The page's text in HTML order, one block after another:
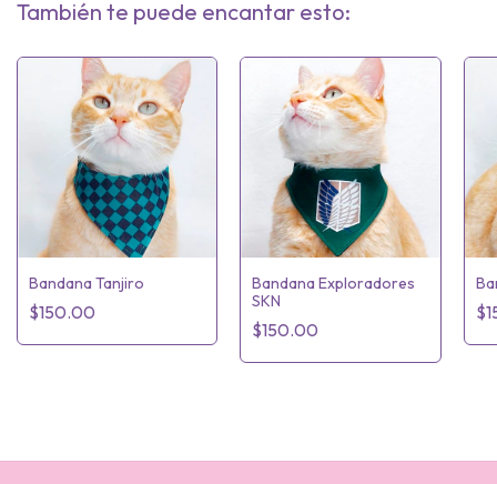
También te puede encantar esto:
Bandana Tanjiro
$150.00
Bandana Exploradores
SKN
$150.00